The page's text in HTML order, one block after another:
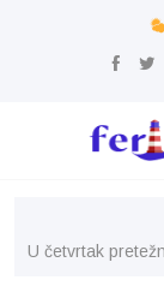
U četvrtak